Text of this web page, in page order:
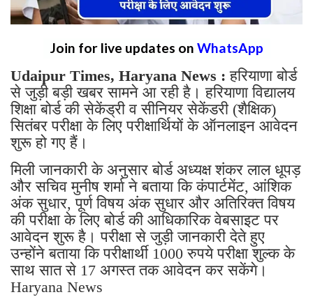
Join for live updates on WhatsApp
Udaipur Times, Haryana News : हरियाणा बोर्ड
से जुड़ी बड़ी खबर सामने आ रही है। हरियाणा विद्यालय
शिक्षा बोर्ड की सेकेंड्री व सीनियर सेकेंडरी (शैक्षिक)
सितंबर परीक्षा के लिए परीक्षार्थियों के ऑनलाइन आवेदन
शुरू हो गए हैं।
मिली जानकारी के अनुसार बोर्ड अध्यक्ष शंकर लाल धूपड़
और सचिव मुनीष शर्मा ने बताया कि कंपार्टमेंट, आंशिक
अंक सुधार, पूर्ण विषय अंक सुधार और अतिरिक्त विषय
की परीक्षा के लिए बोर्ड की आधिकारिक वेबसाइट पर
आवेदन शुरू है। परीक्षा से जुड़ी जानकारी देते हुए
उन्होंने बताया कि परीक्षार्थी 1000 रुपये परीक्षा शुल्क के
साथ सात से 17 अगस्त तक आवेदन कर सकेंगे।
Haryana News